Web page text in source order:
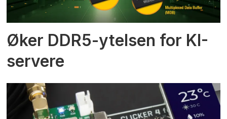
Øker DDR5-ytelsen for KI-
servere